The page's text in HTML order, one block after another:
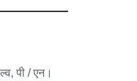
पी / एन।